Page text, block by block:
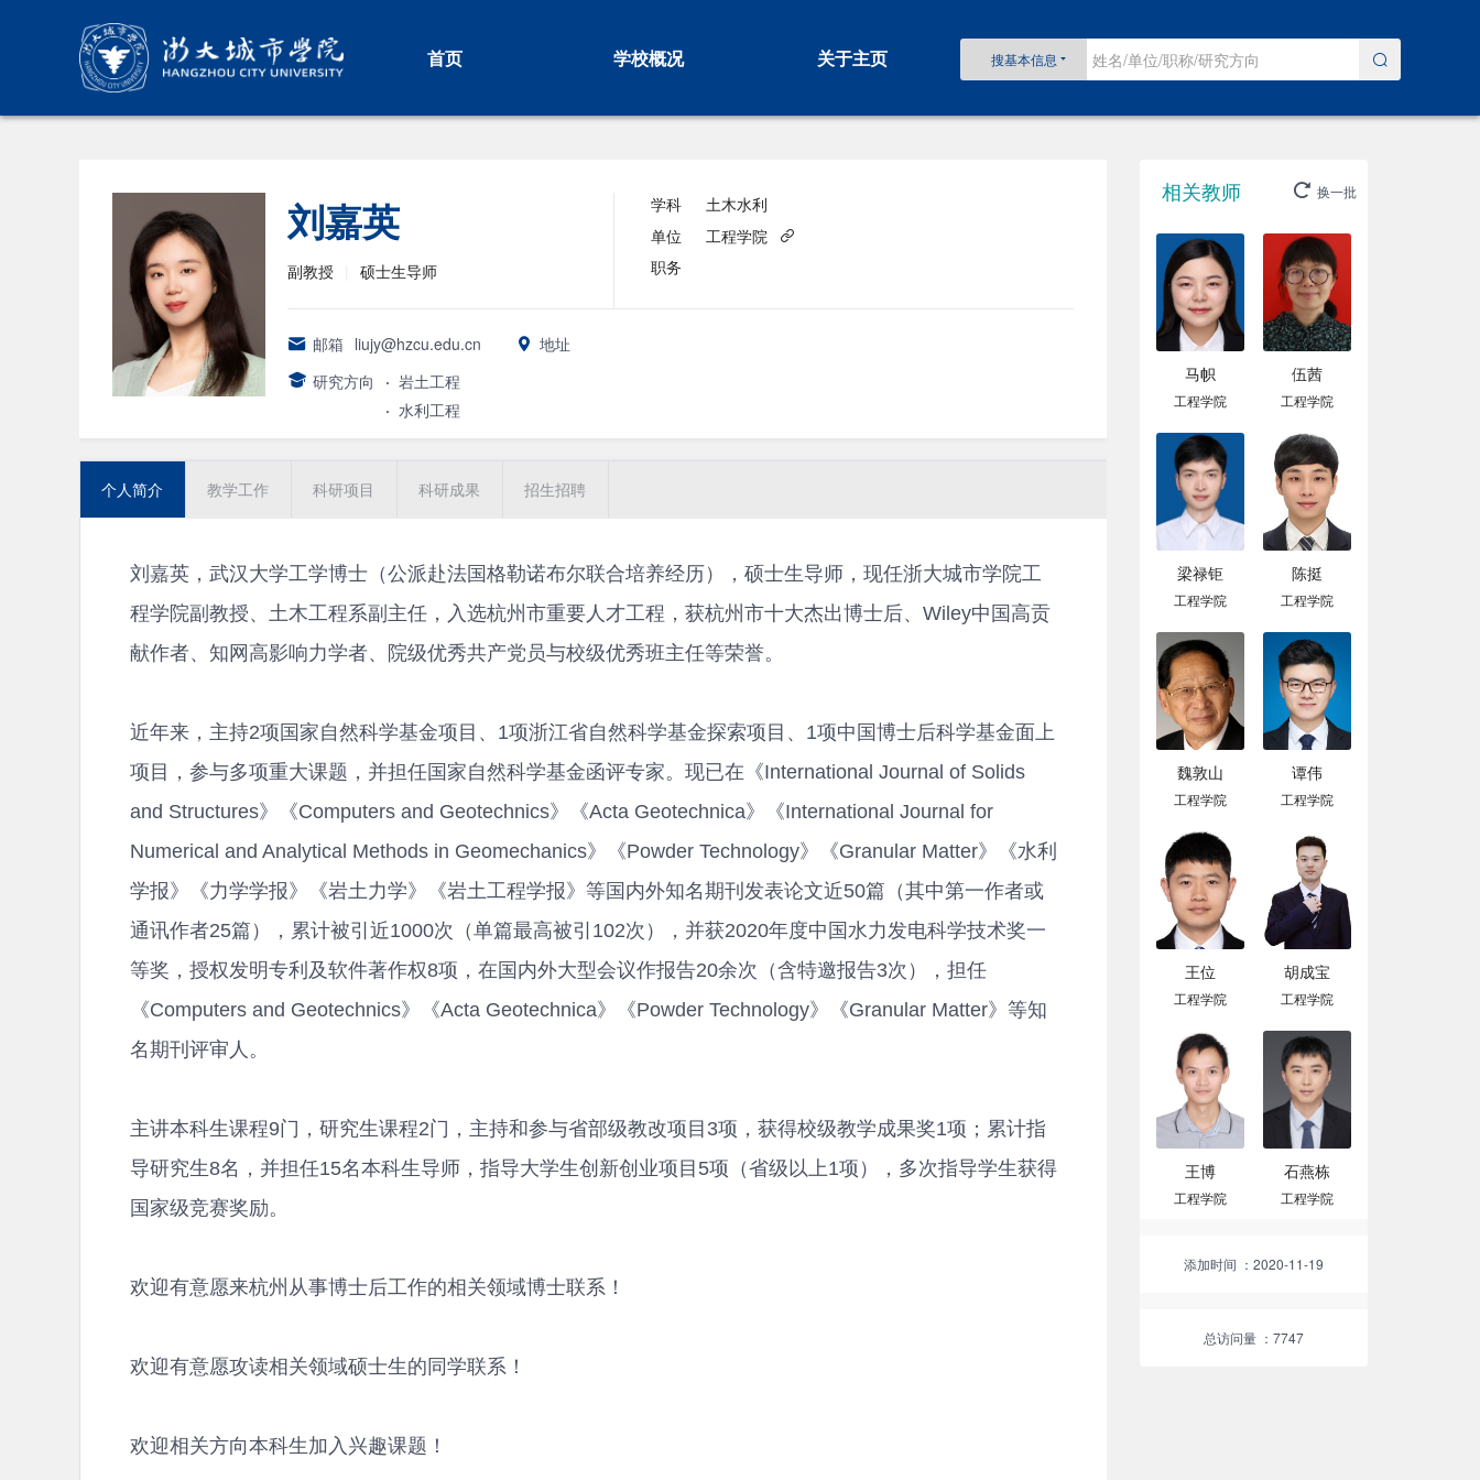
首页 学校概况 关于主页 搜基本信息
刘嘉英
副教授 硕士生导师
学科
土木水利
单位
工程学院
职务
邮箱 liujy@hzcu.edu.cn
地址
研究方向
· 岩土工程
· 水利工程
个人简介 教学工作 科研项目 科研成果 招生招聘
刘嘉英，武汉大学工学博士（公派赴法国格勒诺布尔联合培养经历），硕士生导师，现任浙大城市学院工
程学院副教授、土木工程系副主任，入选杭州市重要人才工程，获杭州市十大杰出博士后、Wiley中国高贡
献作者、知网高影响力学者、院级优秀共产党员与校级优秀班主任等荣誉。
近年来，主持2项国家自然科学基金项目、1项浙江省自然科学基金探索项目、1项中国博士后科学基金面上
项目，参与多项重大课题，并担任国家自然科学基金函评专家。现已在《International Journal of Solids
and Structures》《Computers and Geotechnics》《Acta Geotechnica》《International Journal for
Numerical and Analytical Methods in Geomechanics》《Powder Technology》《Granular Matter》《水利
学报》《力学学报》《岩土力学》《岩土工程学报》等国内外知名期刊发表论文近50篇（其中第一作者或
通讯作者25篇），累计被引近1000次（单篇最高被引102次），并获2020年度中国水力发电科学技术奖一
等奖，授权发明专利及软件著作权8项，在国内外大型会议作报告20余次（含特邀报告3次），担任
《Computers and Geotechnics》《Acta Geotechnica》《Powder Technology》《Granular Matter》等知
名期刊评审人。
主讲本科生课程9门，研究生课程2门，主持和参与省部级教改项目3项，获得校级教学成果奖1项；累计指
导研究生8名，并担任15名本科生导师，指导大学生创新创业项目5项（省级以上1项），多次指导学生获得
国家级竞赛奖励。
欢迎有意愿来杭州从事博士后工作的相关领域博士联系！
欢迎有意愿攻读相关领域硕士生的同学联系！
欢迎相关方向本科生加入兴趣课题！
相关教师 换一批
马帜
工程学院
伍茜
工程学院
梁禄钜
工程学院
陈挺
工程学院
魏敦山
工程学院
谭伟
工程学院
王位
工程学院
胡成宝
工程学院
王博
工程学院
石燕栋
工程学院
添加时间 ：2020-11-19
总访问量 ：7747